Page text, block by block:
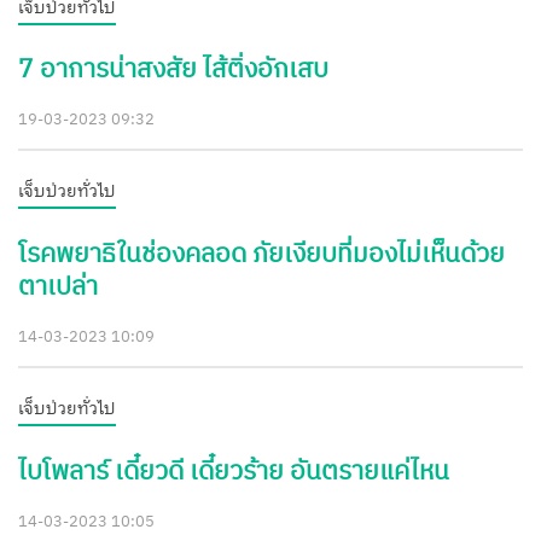
เจ็บป่วยทั่วไป
7 อาการน่าสงสัย ไส้ติ่งอักเสบ
19-03-2023 09:32
เจ็บป่วยทั่วไป
โรคพยาธิในช่องคลอด ภัยเงียบที่มองไม่เห็นด้วย
ตาเปล่า
14-03-2023 10:09
เจ็บป่วยทั่วไป
ไบโพลาร์ เดี๋ยวดี เดี๋ยวร้าย อันตรายแค่ไหน
14-03-2023 10:05